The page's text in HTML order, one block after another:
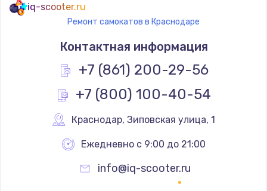
Замена термостата
1200 руб.
Заказать
Замена реле
Замена термопредохранителя
700 руб.
iq-scooter.ru
Ремонт самокатов в Краснодаре
Контактная информация
+7 (861) 200-29-56
+7 (800) 100-40-54
Краснодар, Зиповская улица, 1
Ежедневно с 9:00 до 21:00
info@iq-scooter.ru